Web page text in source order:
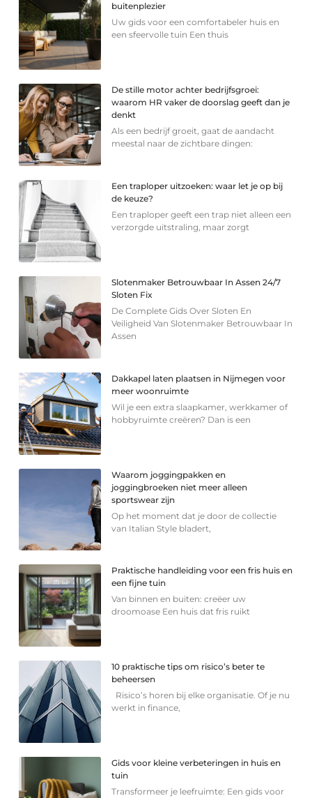
buitenplezier
Uw gids voor een comfortabeler huis en
een sfeervolle tuin Een thuis
De stille motor achter bedrijfsgroei:
waarom HR vaker de doorslag geeft dan je
denkt
Als een bedrijf groeit, gaat de aandacht
meestal naar de zichtbare dingen:
Een traploper uitzoeken: waar let je op bij
de keuze?
Een traploper geeft een trap niet alleen een
verzorgde uitstraling, maar zorgt
Slotenmaker Betrouwbaar In Assen 24/7
Sloten Fix
De Complete Gids Over Sloten En
Veiligheid Van Slotenmaker Betrouwbaar In
Assen
Dakkapel laten plaatsen in Nijmegen voor
meer woonruimte
Wil je een extra slaapkamer, werkkamer of
hobbyruimte creëren? Dan is een
Waarom joggingpakken en
joggingbroeken niet meer alleen
sportswear zijn
Op het moment dat je door de collectie
van Italian Style bladert,
Praktische handleiding voor een fris huis en
een fijne tuin
Van binnen en buiten: creëer uw
droomoase Een huis dat fris ruikt
10 praktische tips om risico’s beter te
beheersen
Risico’s horen bij elke organisatie. Of je nu
werkt in finance,
Gids voor kleine verbeteringen in huis en
tuin
Transformeer je leefruimte: Een gids voor